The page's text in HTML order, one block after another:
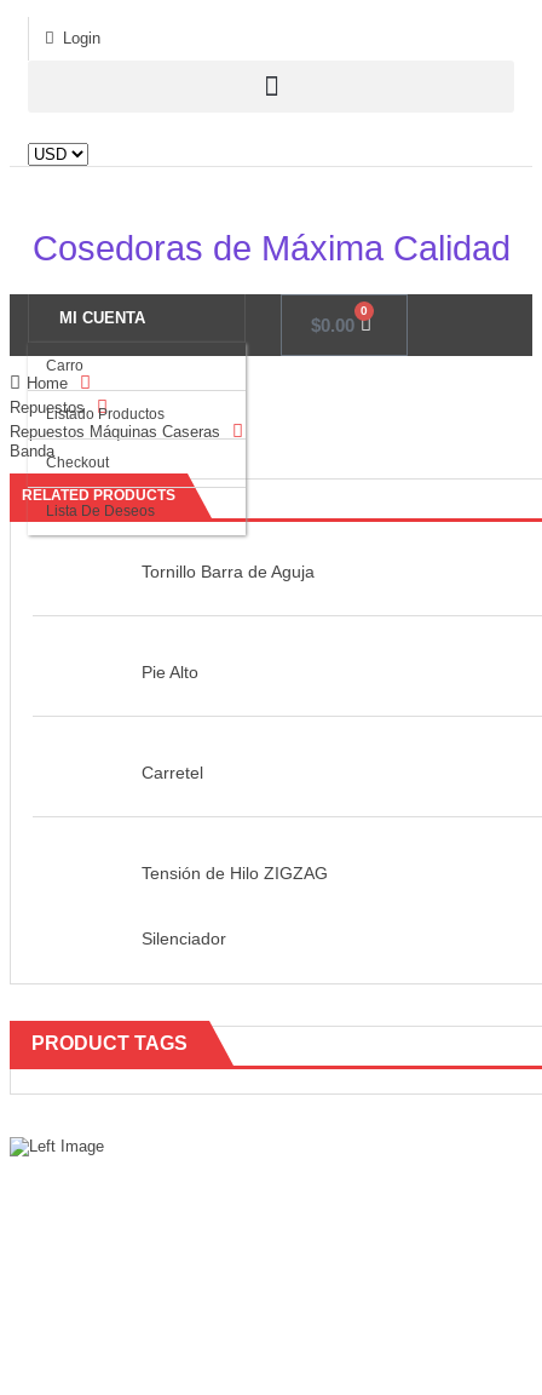
Login
Cosedoras de Máxima Calidad
MI CUENTA
Carro
Listado Productos
Checkout
Lista De Deseos
$0.00
0
Home
Repuestos
Repuestos Máquinas Caseras
Banda
RELATED PRODUCTS
Tornillo Barra de Aguja
Pie Alto
Carretel
Tensión de Hilo ZIGZAG
Silenciador
PRODUCT TAGS